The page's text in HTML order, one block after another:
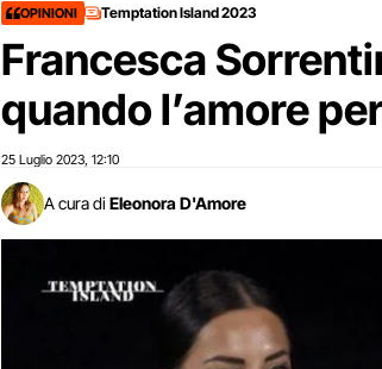
OPINIONI Temptation Island 2023
Francesca
quando l’amore
25 Luglio 2023 12:10
A cura di Eleonora D'Amore